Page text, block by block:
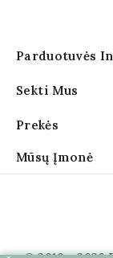
Parduotuvės
Sekti Mus
Prekės
Mūsų Įmonė